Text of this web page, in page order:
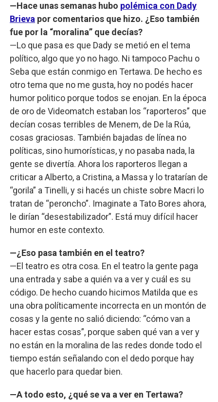
—Hace unas semanas hubo polémica con Dady
Brieva por comentarios que hizo. ¿Eso también
fue por la “moralina” que decías?
—Lo que pasa es que Dady se metió en el tema
político, algo que yo no hago. Ni tampoco Pachu o
Seba que están conmigo en Tertawa. De hecho es
otro tema que no me gusta, hoy no podés hacer
humor politico porque todos se enojan. En la época
de oro de Videomatch estaban los “raporteros” que
decían cosas terribles de Menem, de De la Rúa,
cosas graciosas. También bajadas de línea no
políticas, sino humorísticas, y no pasaba nada, la
gente se divertía. Ahora los raporteros llegan a
criticar a Alberto, a Cristina, a Massa y lo tratarían de
“gorila” a Tinelli, y si hacés un chiste sobre Macri lo
tratan de “peroncho”. Imaginate a Tato Bores ahora,
le dirían “desestabilizador”. Está muy difícil hacer
humor en este contexto.
—¿Eso pasa también en el teatro?
—El teatro es otra cosa. En el teatro la gente paga
una entrada y sabe a quién va a ver y cuál es su
código. De hecho cuando hicimos Matilda que es
una obra políticamente incorrecta en un montón de
cosas y la gente no salió diciendo: “cómo van a
hacer estas cosas”, porque saben qué van a ver y
no están en la moralina de las redes donde todo el
tiempo están señalando con el dedo porque hay
que hacerlo para quedar bien.
—A todo esto, ¿qué se va a ver en Tertawa?